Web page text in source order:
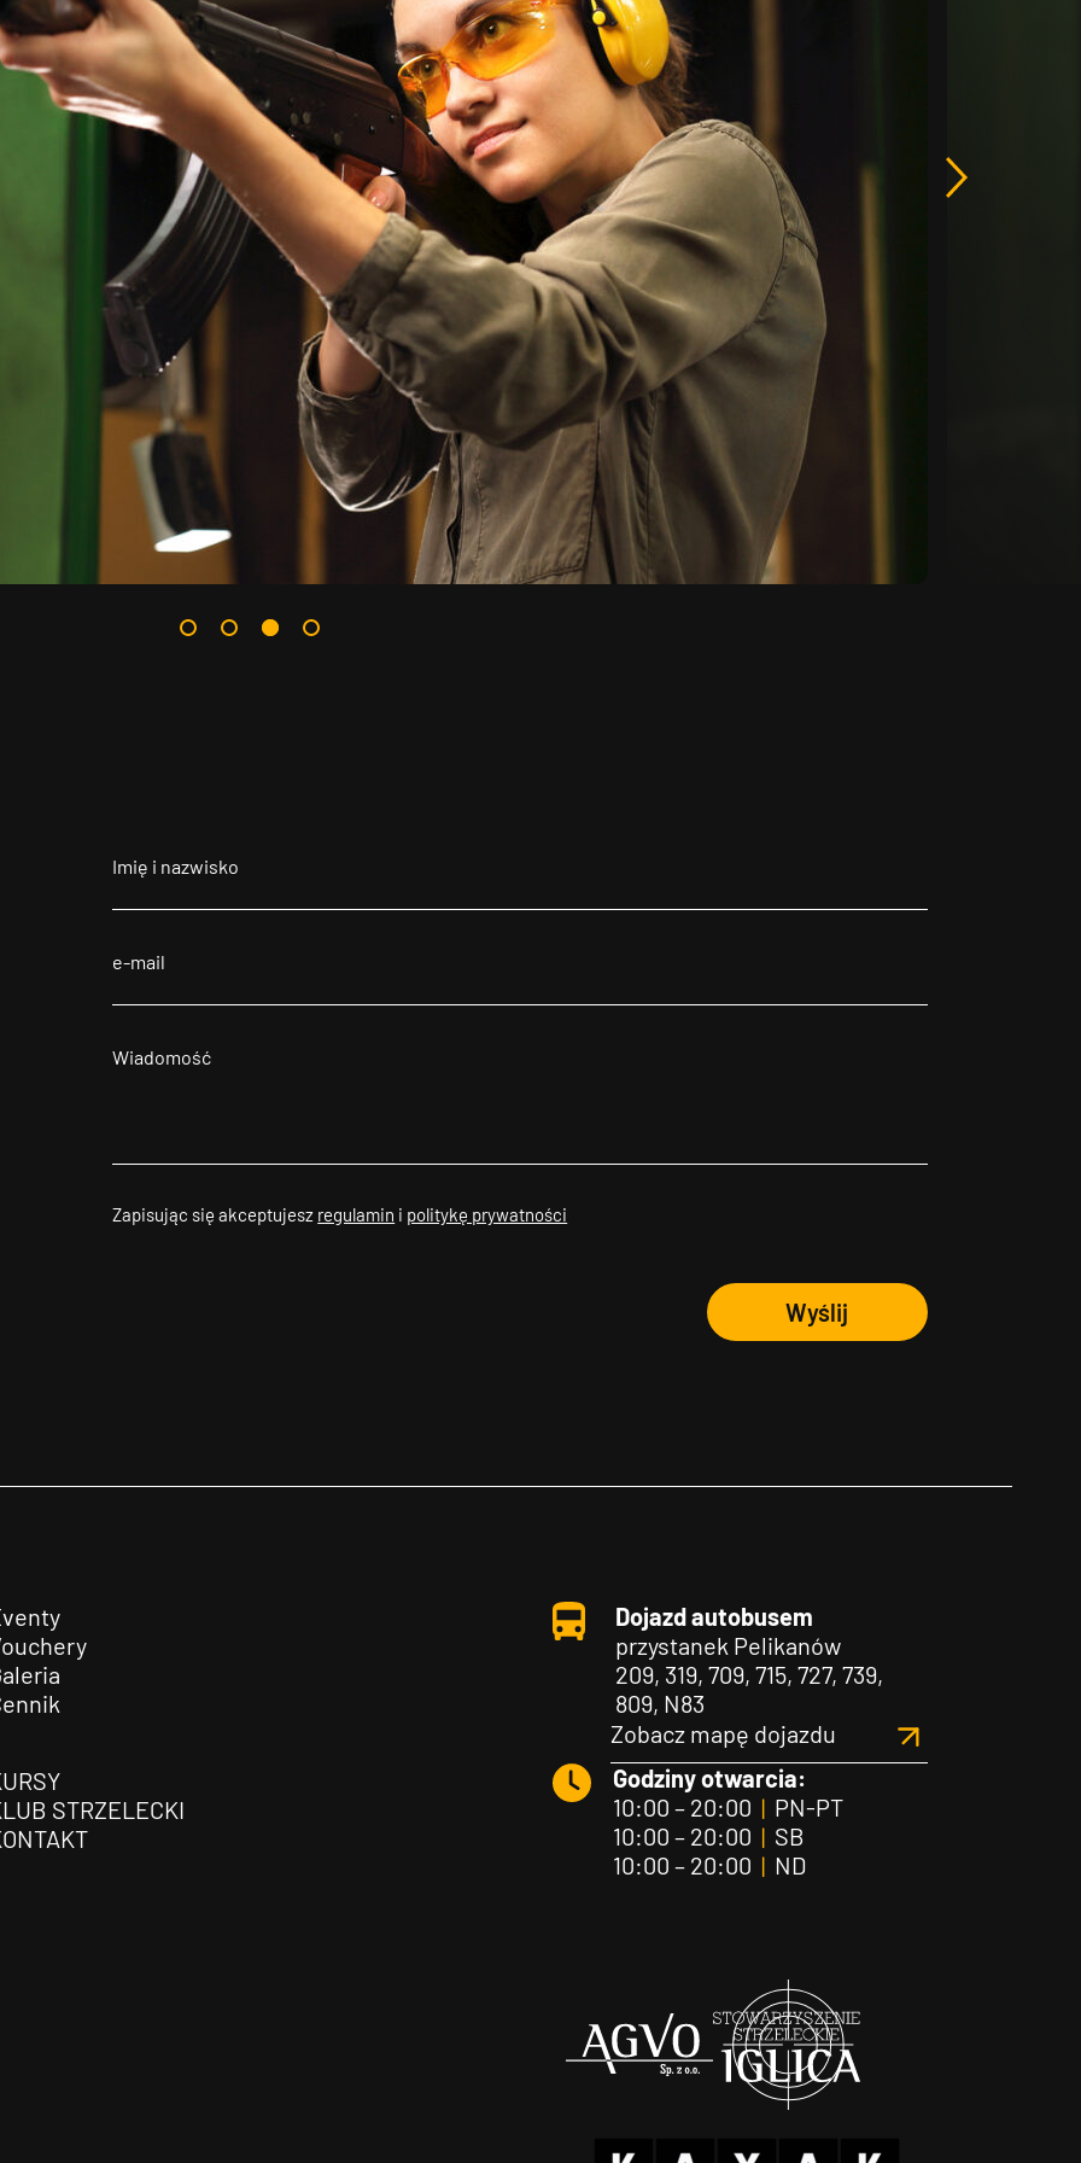
Następny
Zapisując się akceptujesz regulamin i politykę prywatności
Wyślij
STRZELECKI
Dojazd autobusem
przystanek Pelikanów
209, 319, 709, 715, 727, 739,
809, N83
Zobacz mapę dojazdu
Godziny otwarcia:
10:00 – 20:00 |PN-PT
10:00 – 20:00 |SB
10:00 – 20:00 |ND
Agvo Iglica